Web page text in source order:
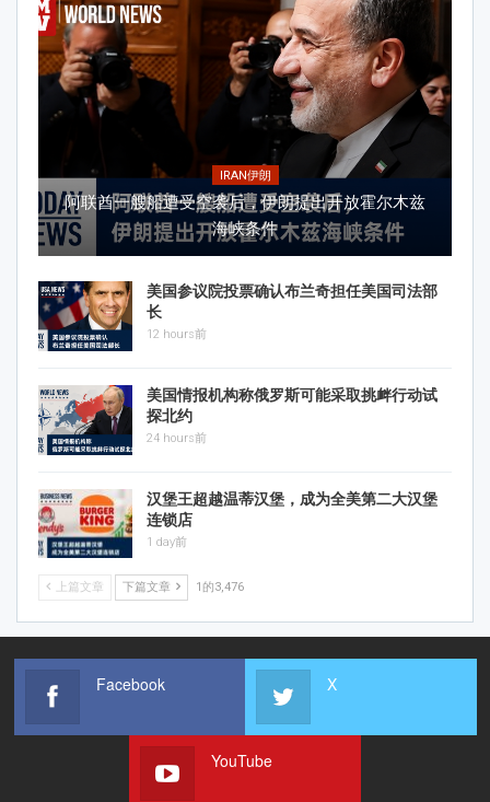
IRAN伊朗
阿联酋一艘船遭受空袭后，伊朗提出开放霍尔木兹
海峡条件
美国参议院投票确认布兰奇担任美国司法部
长
12 hours前
美国情报机构称俄罗斯可能采取挑衅行动试
探北约
24 hours前
汉堡王超越温蒂汉堡，成为全美第二大汉堡
连锁店
1 day前
上篇文章 下篇文章 1的3,476
Facebook X
YouTube